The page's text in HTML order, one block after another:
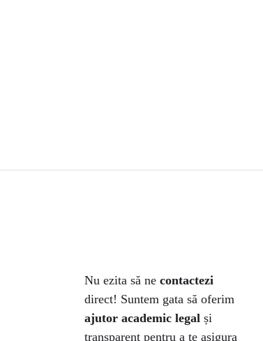
Nu ezita să necontactezi
direct! Suntem gata să oferim
ajutor academic legal și
transparent pentru a te asigura